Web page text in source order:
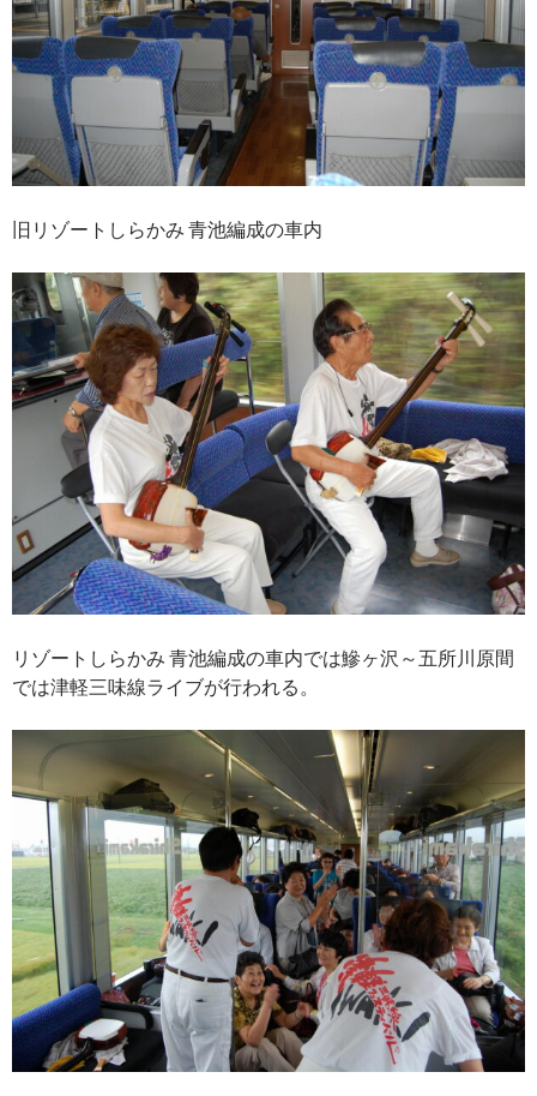
旧リゾートしらかみ 青池編成の車内
リゾートしらかみ 青池編成の車内では鰺ヶ沢～五所川原間
では津軽三味線ライブが行われる。